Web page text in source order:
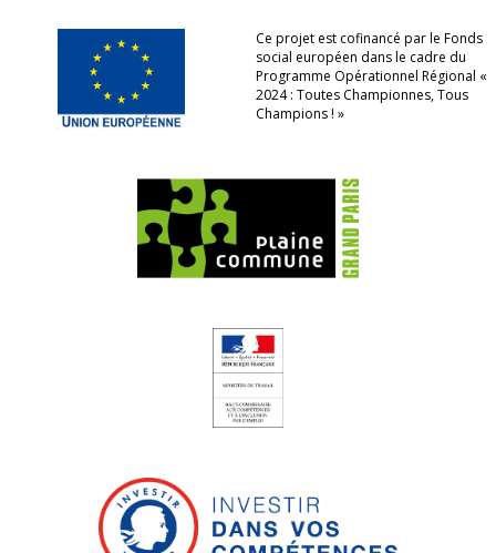
Ce projet est cofinancé par le Fonds
social européen dans le cadre du
Programme Opérationnel Régional «
2024 : Toutes Championnes, Tous
Champions ! »